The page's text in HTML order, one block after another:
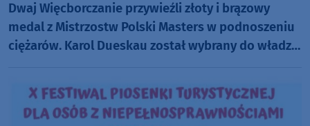
Dwaj Więcborczanie przywieźli złoty i brązowy
medal z Mistrzostw Polski Masters w podnoszeniu
ciężarów. Karol Dueskau został wybrany do władz